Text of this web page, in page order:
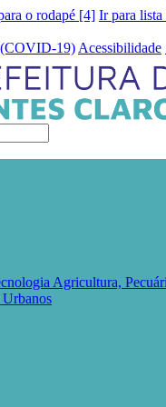
o rodapé [4] Ir para lista
19) Acessibilidade
Agricultura,
Urbanos